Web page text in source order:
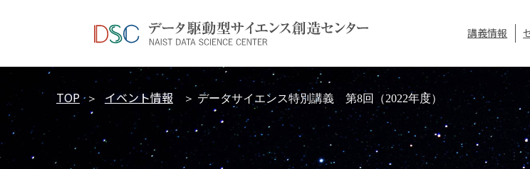
講義情報
TOP ＞ イベント情報 ＞ データサイエンス特別講義 第8回（2022年度）